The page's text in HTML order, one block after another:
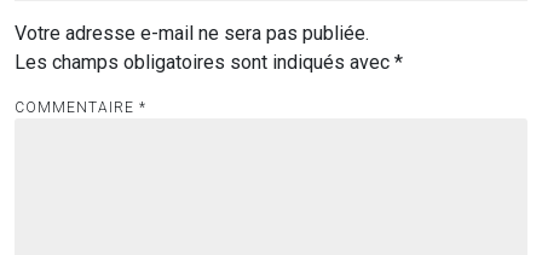
Votre adresse e-mail ne sera pas publiée.
Les champs obligatoires sont indiqués avec *
COMMENTAIRE *